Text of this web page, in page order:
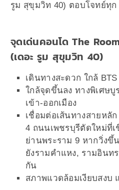
รูม สุขุมวิท 40) ตอบโจทย์ทุก
จุดเด่นคอนโด The
(เดอะ รูม สุขุมวิท 40)
เดินทางสะดวก ใกล้
ใกล้จุดขึ้นลง ทางพิเศษบู
เข้า-ออกเมือง
เชื่อมต่อเส้นทางสายหลั
4 ถนนเพชรบุรีตัดใหม่ที่
ย่านพระราม 9 หากวิ่งขึ้
ยังรามคำแหง, รามอินท
กัน
สภาพแวดล้อมเงียบสงบ